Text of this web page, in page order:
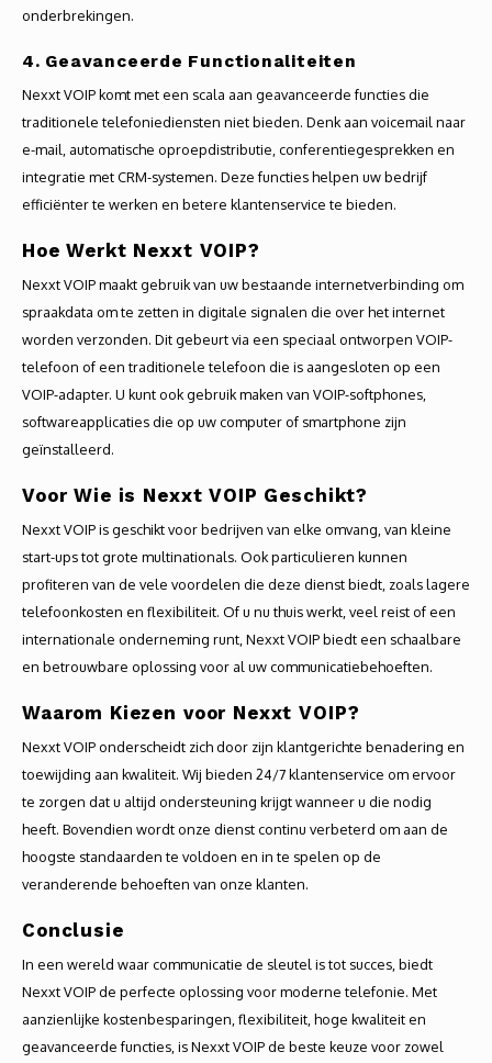
onderbrekingen.
4. Geavanceerde Functionaliteiten
Nexxt VOIP komt met een scala aan geavanceerde functies die
traditionele telefoniediensten niet bieden. Denk aan voicemail naar
e-mail, automatische oproepdistributie, conferentiegesprekken en
integratie met CRM-systemen. Deze functies helpen uw bedrijf
efficiënter te werken en betere klantenservice te bieden.
Hoe Werkt Nexxt VOIP?
Nexxt VOIP maakt gebruik van uw bestaande internetverbinding om
spraakdata om te zetten in digitale signalen die over het internet
worden verzonden. Dit gebeurt via een speciaal ontworpen VOIP-
telefoon of een traditionele telefoon die is aangesloten op een
VOIP-adapter. U kunt ook gebruik maken van VOIP-softphones,
softwareapplicaties die op uw computer of smartphone zijn
geïnstalleerd.
Voor Wie is Nexxt VOIP Geschikt?
Nexxt VOIP is geschikt voor bedrijven van elke omvang, van kleine
start-ups tot grote multinationals. Ook particulieren kunnen
profiteren van de vele voordelen die deze dienst biedt, zoals lagere
telefoonkosten en flexibiliteit. Of u nu thuis werkt, veel reist of een
internationale onderneming runt, Nexxt VOIP biedt een schaalbare
en betrouwbare oplossing voor al uw communicatiebehoeften.
Waarom Kiezen voor Nexxt VOIP?
Nexxt VOIP onderscheidt zich door zijn klantgerichte benadering en
toewijding aan kwaliteit. Wij bieden 24/7 klantenservice om ervoor
te zorgen dat u altijd ondersteuning krijgt wanneer u die nodig
heeft. Bovendien wordt onze dienst continu verbeterd om aan de
hoogste standaarden te voldoen en in te spelen op de
veranderende behoeften van onze klanten.
Conclusie
In een wereld waar communicatie de sleutel is tot succes, biedt
Nexxt VOIP de perfecte oplossing voor moderne telefonie. Met
aanzienlijke kostenbesparingen, flexibiliteit, hoge kwaliteit en
geavanceerde functies, is Nexxt VOIP de beste keuze voor zowel